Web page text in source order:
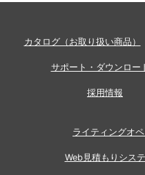
カタログ（お取り扱い商品）
サポート・ダウンロー
採用情報
ライティングオ
Web見積もりシス